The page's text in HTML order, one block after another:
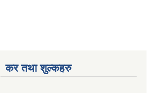
कर तथा शुल्कहरु